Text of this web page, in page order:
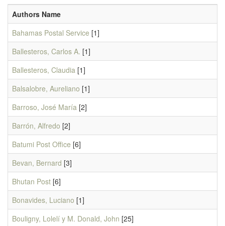
Authors Name
Bahamas Postal Service [1]
Ballesteros, Carlos A. [1]
Ballesteros, Claudia [1]
Balsalobre, Aureliano [1]
Barroso, José María [2]
Barrón, Alfredo [2]
Batumi Post Office [6]
Bevan, Bernard [3]
Bhutan Post [6]
Bonavides, Luciano [1]
Bouligny, Lolelí y M. Donald, John [25]